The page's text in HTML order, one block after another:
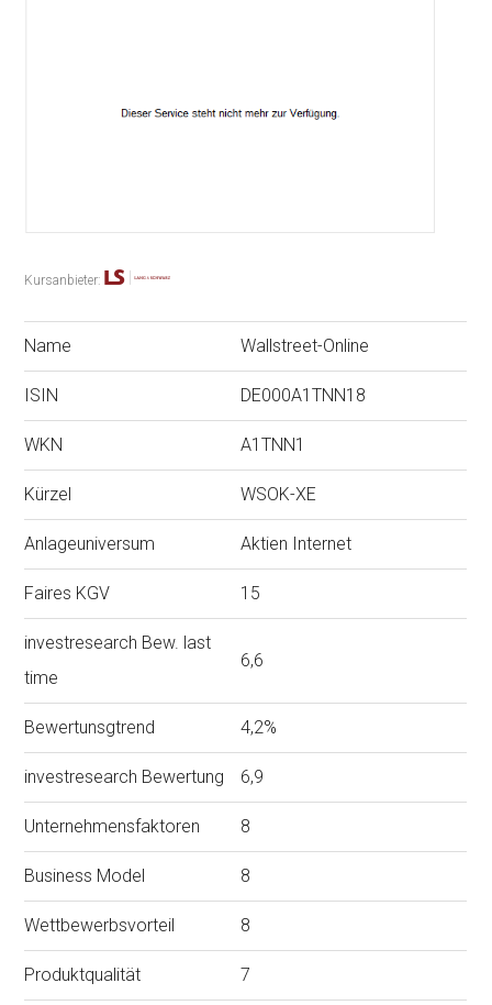
Kursanbieter:
Name Wallstreet-Online
ISIN DE000A1TNN18
WKN A1TNN1
Kürzel WSOK-XE
Anlageuniversum Aktien Internet
Faires KGV 15
investresearch Bew. last
time
6,6
Bewertunsgtrend 4,2%
investresearch Bewertung 6,9
Unternehmensfaktoren 8
Business Model 8
Wettbewerbsvorteil 8
Produktqualität 7